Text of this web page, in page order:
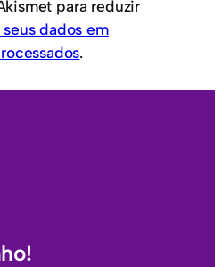
para reduzir
dados em
.